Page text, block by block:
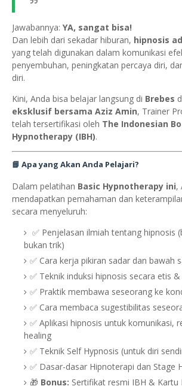
Jawabannya: YA, sangat bisa!
Dan lebih dari sekadar hiburan, hipnosis
yang telah digunakan dalam komunikasi
penyembuhan, peningkatan percaya diri,
diri.
Kini, Anda bisa belajar langsung di Brebes
eksklusif bersama Aziz Amin, Trainer
telah tersertifikasi oleh The Indonesian
Hypnotherapy (IBH).
📘 Apa yang Akan Anda Pelajari?
Dalam pelatihan Basic Hypnotherapy ini,
mendapatkan pemahaman dan
secara menyeluruh:
✅ Penjelasan ilmiah tentang hipnosis
bukan trik)
✅ Cara kerja pikiran sadar dan bawah
✅ Teknik induksi hipnosis secara etis
✅ Praktik membawa seseorang ke
✅ Cara membaca sugestibilitas
✅ Aplikasi hipnosis untuk komunikasi,
healing
✅ Teknik Self Hypnosis (untuk diri
✅ Dasar-dasar Hipnoterapi dan Stage
🎁 Bonus: Sertifikat resmi IBH & Kartu